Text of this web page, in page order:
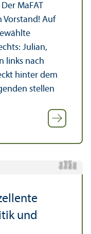
MaFAT
Vorstand! Auf
Julian,
links nach
hinter dem
stellen
Bil
d:
M
a
F
A
TS
t
u
d
e
n
t Cl
u
b
und